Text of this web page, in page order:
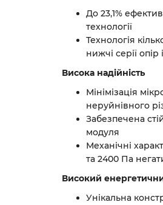
До 23,1%
технології
Технологія
нижчі серії
Висока надійність
Мінімізація
неруйнівного
Забезпечена
модуля
Механічні
та 2400 Па
Високий
Унікальна